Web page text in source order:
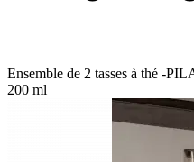
Ensemble de 2 tasses à thé -
200 ml